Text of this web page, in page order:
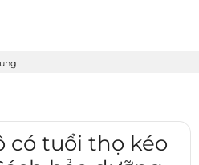
có tuổi thọ kéo